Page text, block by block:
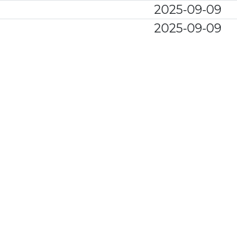
2025-09-09
2025-09-09